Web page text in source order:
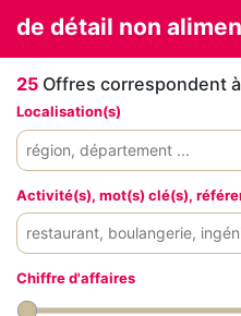
de détail non
25 Offres correspondent
Localisation(s)
Activité(s), mot(s) clé(s),
Chiffre d'affaires